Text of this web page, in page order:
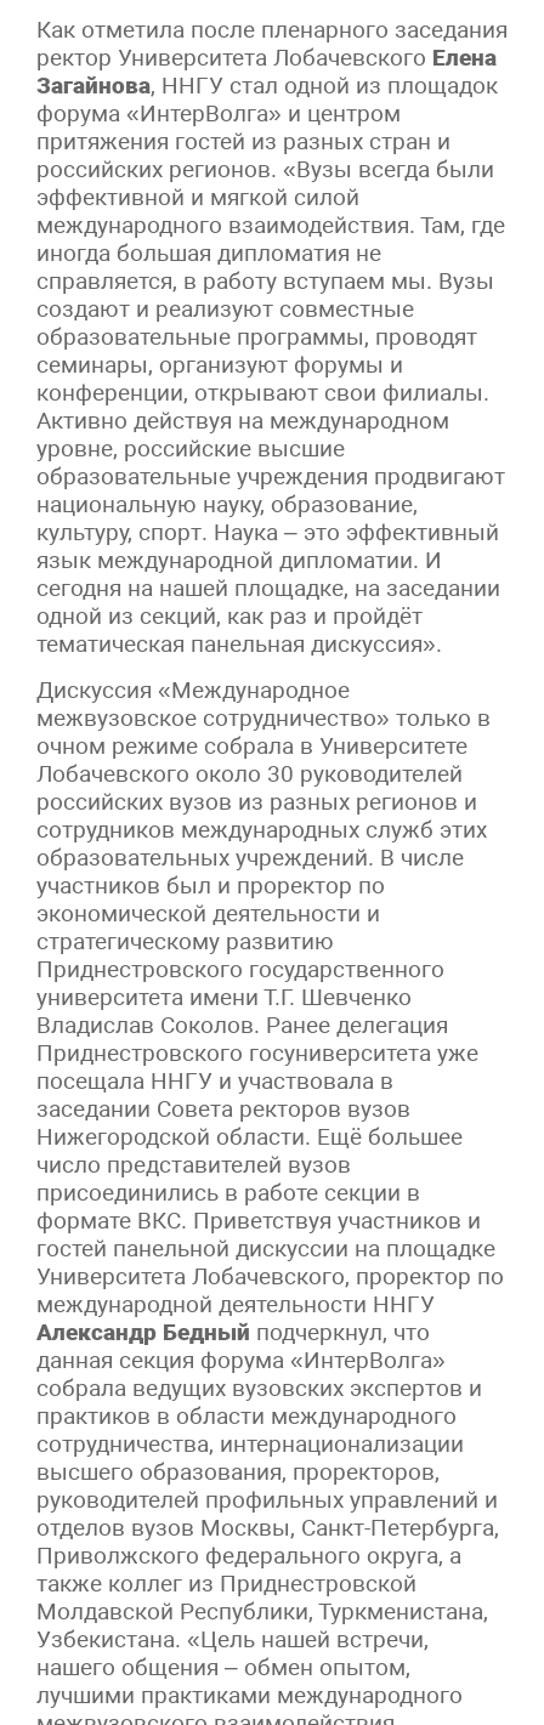
Как отметила после пленарного заседания
ректор Университета Лобачевского Елена
Загайнова, ННГУ стал одной из площадок
форума «ИнтерВолга» и центром
притяжения гостей из разных стран и
российских регионов. «Вузы всегда были
эффективной и мягкой силой
международного взаимодействия. Там, где
иногда большая дипломатия не
справляется, в работу вступаем мы. Вузы
создают и реализуют совместные
образовательные программы, проводят
семинары, организуют форумы и
конференции, открывают свои филиалы.
Активно действуя на международном
уровне, российские высшие
образовательные учреждения продвигают
национальную науку, образование,
культуру, спорт. Наука – это эффективный
язык международной дипломатии. И
сегодня на нашей площадке, на заседании
одной из секций, как раз и пройдёт
тематическая панельная дискуссия».
Дискуссия «Международное
межвузовское сотрудничество» только в
очном режиме собрала в Университете
Лобачевского около 30 руководителей
российских вузов из разных регионов и
сотрудников международных служб этих
образовательных учреждений. В числе
участников был и проректор по
экономической деятельности и
стратегическому развитию
Приднестровского государственного
университета имени Т.Г. Шевченко
Владислав Соколов. Ранее делегация
Приднестровского госуниверситета уже
посещала ННГУ и участвовала в
заседании Совета ректоров вузов
Нижегородской области. Ещё большее
число представителей вузов
присоединились в работе секции в
формате ВКС. Приветствуя участников и
гостей панельной дискуссии на площадке
Университета Лобачевского, проректор по
международной деятельности ННГУ
Александр Бедный подчеркнул, что
данная секция форума «ИнтерВолга»
собрала ведущих вузовских экспертов и
практиков в области международного
сотрудничества, интернационализации
высшего образования, проректоров,
руководителей профильных управлений и
отделов вузов Москвы, Санкт-Петербурга,
Приволжского федерального округа, а
также коллег из Приднестровской
Молдавской Республики, Туркменистана,
Узбекистана. «Цель нашей встречи,
нашего общения – обмен опытом,
лучшими практиками международного